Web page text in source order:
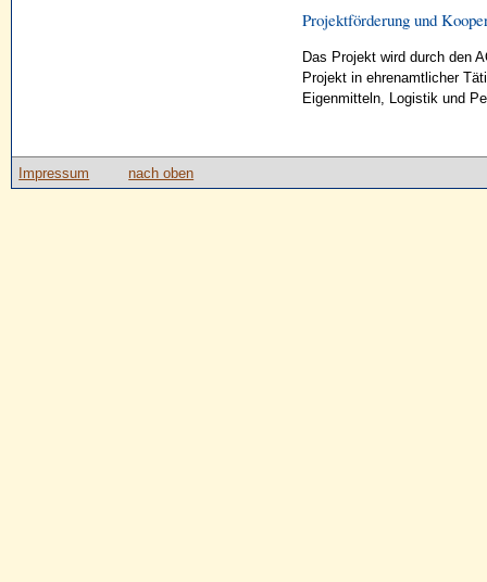
Projektförderung und
Das Projekt wird durch den
Projekt in ehrenamtlicher
Eigenmitteln, Logistik und
Impressum nach oben